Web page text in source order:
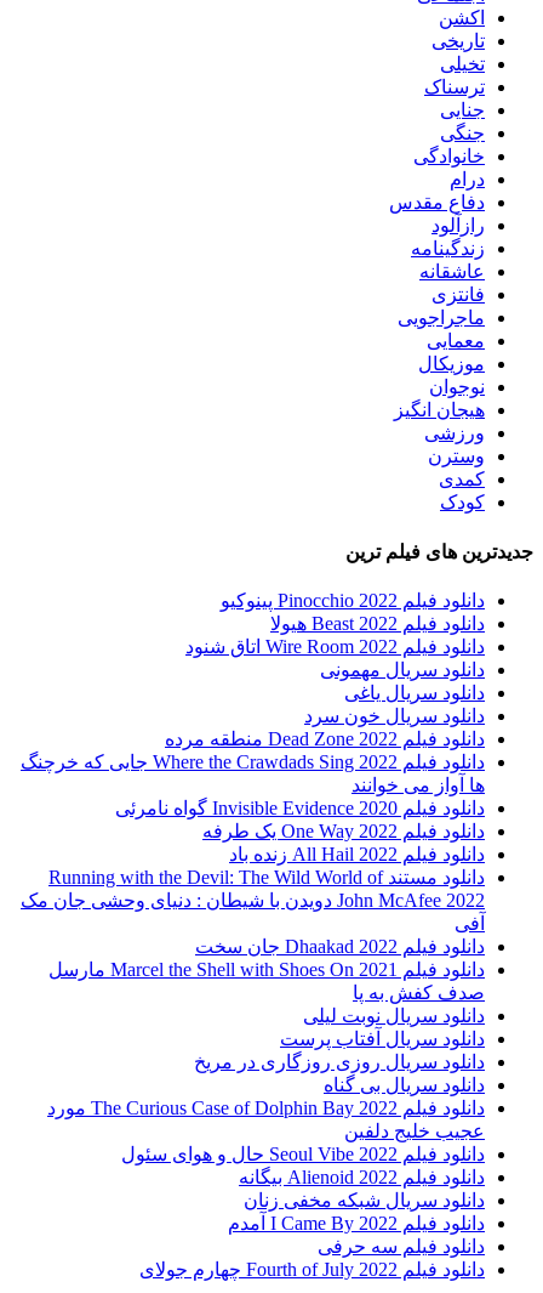
اکشن
تاریخی
تخیلی
ترسناک
جنایی
جنگی
خانوادگی
درام
دفاع مقدس
رازآلود
زندگینامه
عاشقانه
فانتزی
ماجراجویی
معمایی
موزیکال
نوجوان
هیجان انگیز
ورزشی
وسترن
کمدی
کودک
جدیدترین های فیلم ترین
دانلود فیلم Pinocchio 2022 پینوکیو
دانلود فیلم Beast 2022 هیولا
دانلود فیلم Wire Room 2022 اتاق شنود
دانلود سریال مهمونی
دانلود سریال یاغی
دانلود سریال خون سرد
دانلود فیلم 2022 Dead Zone منطقه مرده
دانلود فیلم Where the Crawdads Sing 2022 جایی که خرچنگ
ها آواز می خوانند
دانلود فیلم 2020 Invisible Evidence گواه نامرئی
دانلود فیلم One Way 2022 یک طرفه
دانلود فیلم All Hail 2022 زنده باد
دانلود مستند Running with the Devil: The Wild World of
John McAfee 2022 دویدن با شیطان : دنیای وحشی جان مک
آفی
دانلود فیلم Dhaakad 2022 جان سخت
دانلود فیلم Marcel the Shell with Shoes On 2021 مارسل
صدف کفش به پا
دانلود سریال نوبت لیلی
دانلود سریال آفتاب پرست
دانلود سریال روزی روزگاری در مریخ
دانلود سریال بی گناه
دانلود فیلم The Curious Case of Dolphin Bay 2022 مورد
عجیب خلیج دلفین
دانلود فیلم Seoul Vibe 2022 حال و هوای سئول
دانلود فیلم Alienoid 2022 بیگانه
دانلود سریال شبکه مخفی زنان
دانلود فیلم I Came By 2022 آمدم
دانلود فیلم سه حرفی
دانلود فیلم Fourth of July 2022 چهارم جولای